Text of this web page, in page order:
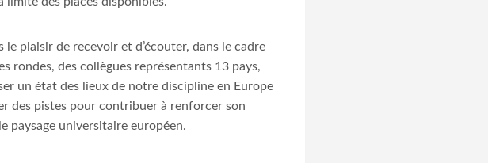
le plaisir de recevoir et d’écouter, dans le cadre
rondes, des collègues représentants 13 pays,
un état des lieux de notre discipline en Europe
des pistes pour contribuer à renforcer son
paysage universitaire européen.